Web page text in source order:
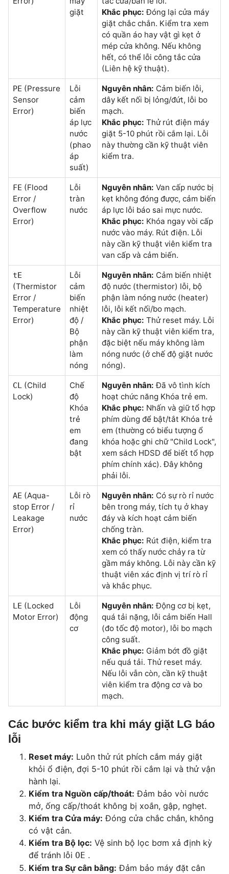
giặt
Khắc phục: Đóng lại cửa máy
giặt chắc chắn. Kiểm tra xem
có quần áo hay vật gì kẹt ở
mép cửa không. Nếu không
hết, có thể lỗi công tắc cửa
(Liên hệ kỹ thuật).
PE (Pressure
Sensor
Error)
Lỗi
cảm
biến
áp lực
nước
(phao
áp
suất)
Nguyên nhân: Cảm biến lỗi,
dây kết nối bị lỏng/đứt, lỗi bo
mạch.
Khắc phục: Thử rút điện máy
giặt 5-10 phút rồi cắm lại. Lỗi
này thường cần kỹ thuật viên
kiểm tra.
FE (Flood
Error /
Overflow
Error)
Lỗi
tràn
nước
Nguyên nhân: Van cấp nước bị
kẹt không đóng được, cảm biến
áp lực lỗi báo sai mực nước.
Khắc phục: Khóa ngay vòi cấp
nước vào máy. Rút điện. Lỗi
này cần kỹ thuật viên kiểm tra
van cấp và cảm biến.
tE
(Thermistor
Error /
Temperature
Error)
Lỗi
cảm
biến
nhiệt
độ /
Bộ
phận
làm
nóng
Nguyên nhân: Cảm biến nhiệt
độ nước (thermistor) lỗi, bộ
phận làm nóng nước (heater)
lỗi, lỗi kết nối/bo mạch.
Khắc phục: Thử reset máy. Lỗi
này cần kỹ thuật viên kiểm tra,
đặc biệt nếu máy không làm
nóng nước (ở chế độ giặt nước
nóng).
CL (Child
Lock)
Chế
độ
Khóa
trẻ
em
đang
bật
Nguyên nhân: Đã vô tình kích
hoạt chức năng Khóa trẻ em.
Khắc phục: Nhấn và giữ tổ hợp
phím dùng để bật/tắt Khóa trẻ
em (thường có biểu tượng ổ
khóa hoặc ghi chữ "Child Lock",
xem sách HDSD để biết tổ hợp
phím chính xác). Đây không
phải lỗi.
AE (Aqua-
stop Error /
Leakage
Error)
Lỗi rò
rỉ
nước
Nguyên nhân: Có sự rò rỉ nước
bên trong máy, tích tụ ở khay
đáy và kích hoạt cảm biến
chống tràn.
Khắc phục: Rút điện, kiểm tra
xem có thấy nước chảy ra từ
gầm máy không. Lỗi này cần kỹ
thuật viên xác định vị trí rò rỉ
và khắc phục.
LE (Locked
Motor Error)
Lỗi
động
cơ
Nguyên nhân: Động cơ bị kẹt,
quá tải nặng, lỗi cảm biến Hall
(đo tốc độ motor), lỗi bo mạch
công suất.
Khắc phục: Giảm bớt đồ giặt
nếu quá tải. Thử reset máy.
Nếu lỗi vẫn còn, cần kỹ thuật
viên kiểm tra động cơ và bo
mạch.
Các bước kiểm tra khi máy giặt LG báo
lỗi
Reset máy: Luôn thử rút phích cắm máy giặt
khỏi ổ điện, đợi 5-10 phút rồi cắm lại và thử vận
hành lại.
Kiểm tra Nguồn cấp/thoát: Đảm bảo vòi nước
mở, ống cấp/thoát không bị xoắn, gập, nghẹt.
Kiểm tra Cửa máy: Đóng cửa chắc chắn, không
có vật cản.
Kiểm tra Bộ lọc: Vệ sinh bộ lọc bơm xả định kỳ
để tránh lỗi OE .
Kiểm tra Sự cân bằng: Đảm bảo máy đặt cân